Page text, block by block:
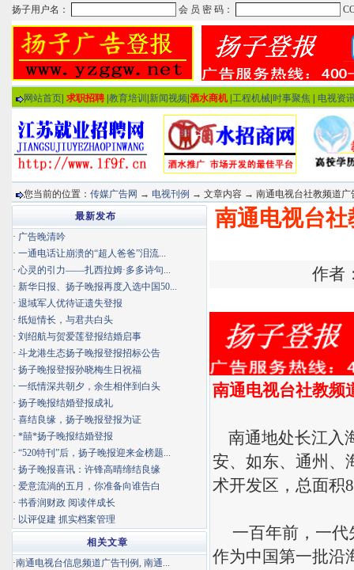
网站首页 求职招聘 教育培训 新闻视频 酒水商机 工程机械 时事聚焦 电视资
您当前的位置： 传媒广告网 → 电视刊例 → 文章内容 → 南通电视台社教频道广
南通电视台
作者
南通电视台社教频
南通地处长江入
安、如东、通州、
术开发区，总面积
一百年前，一代
作为中国第一批沿
最新发布
· 广告晚清吟
· 一通电话让崩溃的“超人爸爸”泪流...
· 心灵的引力——扎西拉姆·多多诗句...
· 新华日报、扬子晚报再度入选中国50...
· 退域军人优待证遗失登报
· 纸短情长，与君共白头
· 刘绍航与贺爱莲登报结婚启事
· 斗龙港生态扬子晚报登报招标公告
· 扬子晚报登报孙晓梅生日祝福
· 一纸情深共朝夕，余生相伴到白头
· 扬子晚报结婚登报成礼
· 喜结良缘，扬子晚报登报为证
· *囍*扬子晚报结婚登报
· “520特刊”后，扬子晚报迎来金榜题...
· 扬子晚报喜讯：许锋高晴缔结良缘
· 爱意流淌的五月，你准备向谁告白
· 书香润财政 阅读伴成长
· 以评促建 抓实档案管理
相关文章
·南通电视台信息频道广告刊例, 南通...